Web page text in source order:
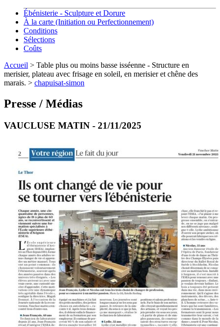
Ébénisterie - Sculpture et Dorure
À la carte (Initiation ou Perfectionnement)
Conditions
Sélections
Coûts
Accueil > Table plus ou moins basse isséenne - Structure en
merisier, plateau avec frisage en soleil, en merisier et chêne des
marais. > chapuisat-simon
Presse / Médias
VAUCLUSE MATIN - 21/11/2025